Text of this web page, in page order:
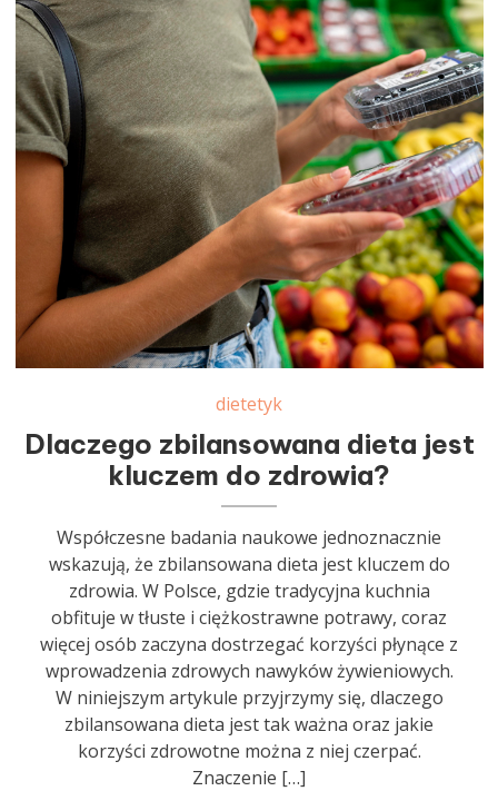
dietetyk
Dlaczego zbilansowana dieta jest
kluczem do zdrowia?
Współczesne badania naukowe jednoznacznie
wskazują, że zbilansowana dieta jest kluczem do
zdrowia. W Polsce, gdzie tradycyjna kuchnia
obfituje w tłuste i ciężkostrawne potrawy, coraz
więcej osób zaczyna dostrzegać korzyści płynące z
wprowadzenia zdrowych nawyków żywieniowych.
W niniejszym artykule przyjrzymy się, dlaczego
zbilansowana dieta jest tak ważna oraz jakie
korzyści zdrowotne można z niej czerpać.
Znaczenie […]